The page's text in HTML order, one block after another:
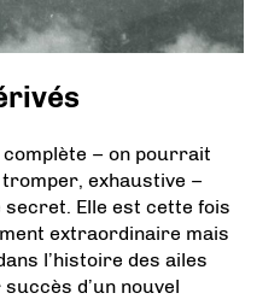
– on pourrait
exhaustive –
secret. Elle est cette fois
extraordinaire mais
l’histoire des ailes
d’un nouvel